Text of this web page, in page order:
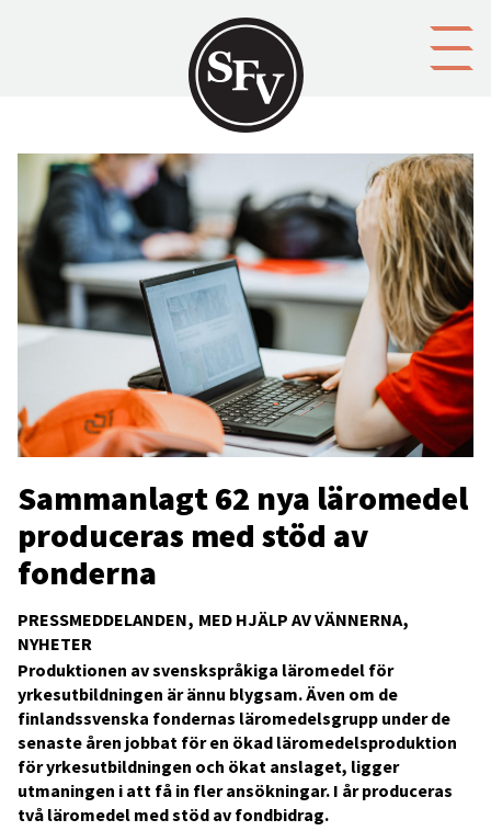
PRESSMEDDELANDEN MED HJÄLP AV VÄNNERNA
NYHETER
Sammanlagt 62 nya läromedel
produceras med stöd av
fonderna
Produktionen av svenskspråkiga läromedel för
yrkesutbildningen är ännu blygsam. Även om de
finlandssvenska fondernas läromedelsgrupp under de
senaste åren jobbat för en ökad läromedelsproduktion
för yrkesutbildningen och ökat anslaget, ligger
utmaningen i att få in fler ansökningar. I år produceras
två läromedel med stöd av fondbidrag.